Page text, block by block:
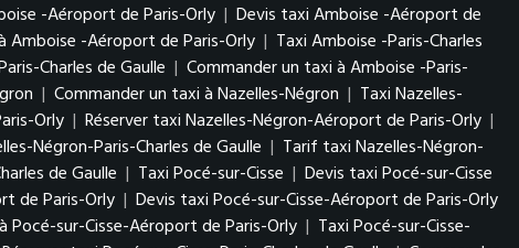
-Aéroport de Paris-Orly | Devis taxi Amboise -Aéroport de
Amboise -Aéroport de Paris-Orly | Taxi Amboise -Paris-Charles
Charles de Gaulle | Commander un taxi à Amboise -Paris-
| Commander un taxi à Nazelles-Négron | Taxi Nazelles-
Orly | Réserver taxi Nazelles-Négron-Aéroport de Paris-Orly |
Négron-Paris-Charles de Gaulle | Tarif taxi Nazelles-Négron-
de Gaulle | Taxi Pocé-sur-Cisse | Devis taxi Pocé-sur-Cisse
de Paris-Orly | Devis taxi Pocé-sur-Cisse-Aéroport de Paris-Orly
Pocé-sur-Cisse-Aéroport de Paris-Orly | Taxi Pocé-sur-Cisse-